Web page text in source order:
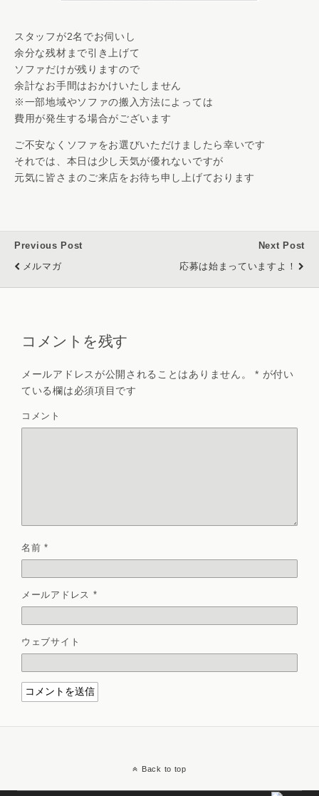
スタッフが2名でお伺いし
余分な残材まで引き上げて
ソファだけが残りますので
余計なお手間はおかけいたしません
※一部地域やソファの搬入方法によっては
費用が発生する場合がございます
ご不安なくソファをお選びいただけましたら幸いです
それでは、本日は少し天気が優れないですが
元気に皆さまのご来店をお待ち申し上げております
Previous Post
メルマガ
Next Post
応募は始まっていますよ！
コメントを残す
メールアドレスが公開されることはありません。 * が付い
ている欄は必須項目です
コメント
名前*
メールアドレス *
ウェブサイト
Back to top